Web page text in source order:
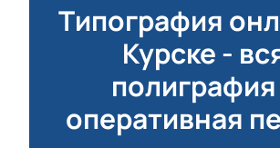
Типография
Курске -
оперативная